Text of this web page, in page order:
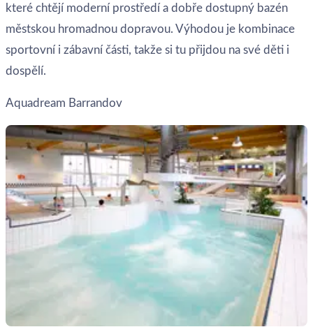
které chtějí moderní prostředí a dobře dostupný bazén
městskou hromadnou dopravou. Výhodou je kombinace
sportovní i zábavní části, takže si tu přijdou na své děti i
dospělí.
Aquadream Barrandov